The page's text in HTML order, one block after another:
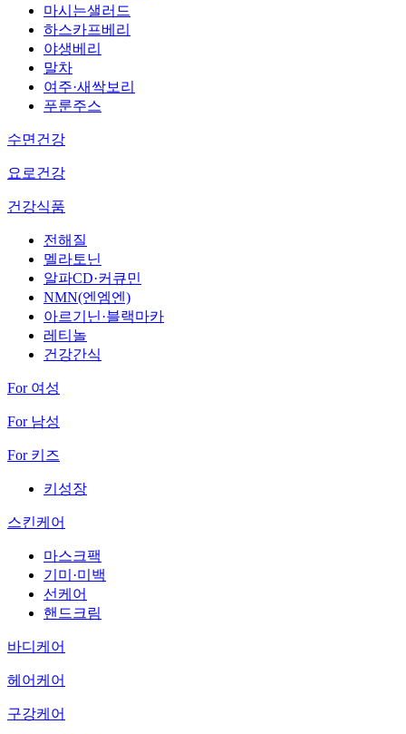
마시는샐러드
하스카프베리
야생베리
말차
여주·새싹보리
푸룬주스
수면건강
요로건강
건강식품
전해질
멜라토닌
알파CD·커큐민
NMN(엔엠엔)
아르기닌·블랙마카
레티놀
건강간식
For 여성
For 남성
For 키즈
키성장
스킨케어
마스크팩
기미·미백
선케어
핸드크림
바디케어
헤어케어
구강케어